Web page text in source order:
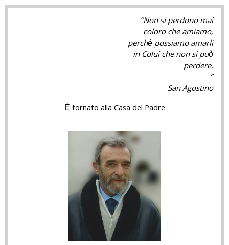
“Non si perdono mai
coloro che amiamo,
perché possiamo amarli
in Colui che non si può
perdere.
”
San Agostino
È tornato alla Casa del Padre